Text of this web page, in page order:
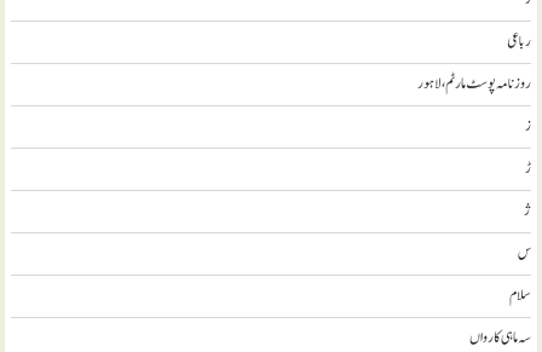
رباعی
روزنامہ پوسٹ مارٹم، لاہور
ز
ڑ
ژ
س
سلام
سہ ماہی کارواں